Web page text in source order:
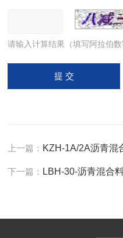
请输入计算结果（填写阿拉伯
上一篇： KZH-1A/2A沥青混
下一篇： LBH-30-沥青混合